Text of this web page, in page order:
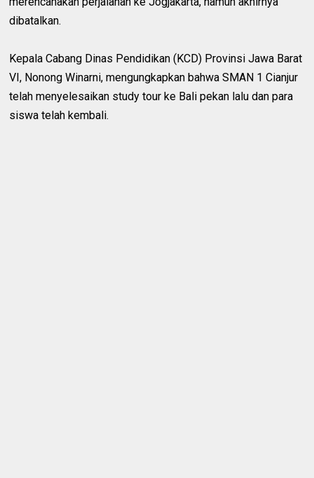
dibatalkan.
Kepala Cabang Dinas Pendidikan (KCD) Provinsi Jawa Barat
VI, Nonong Winarni, mengungkapkan bahwa SMAN 1 Cianjur
telah menyelesaikan study tour ke Bali pekan lalu dan para
siswa telah kembali.